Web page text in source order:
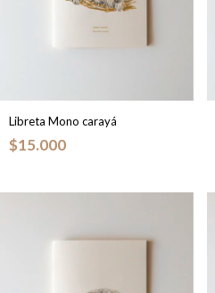
Libreta Mono carayá
$15.000